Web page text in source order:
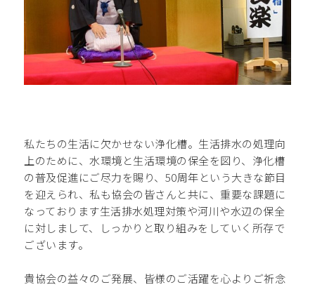
私たちの生活に欠かせない浄化槽。生活排水の処理向
上のために、水環境と生活環境の保全を図り、浄化槽
の普及促進にご尽力を賜り、50周年という大きな節目
を迎えられ、私も協会の皆さんと共に、重要な課題に
なっております生活排水処理対策や河川や水辺の保全
に対しまして、しっかりと取り組みをしていく所存で
ございます。
貴協会の益々のご発展、皆様のご活躍を心よりご祈念